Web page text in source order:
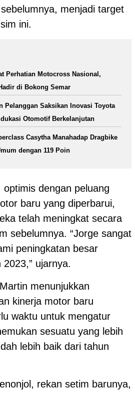
menjadi target
ini.
Perhatian Motocross Nasional,
di Bokong Semar
Pelanggan Saksikan Inovasi Toyota
Otomotif Berkelanjutan
Casytha Manahadap Dragbike
dengan 119 Poin
dengan peluang
baru yang diperbarui,
telah meningkat secara
sebelumnya. “Jorge sangat
peningkatan besar
ujarnya.
menunjukkan
kinerja motor baru
waktu untuk mengatur
sesuatu yang lebih
lebih baik dari tahun
rekan setim barunya,